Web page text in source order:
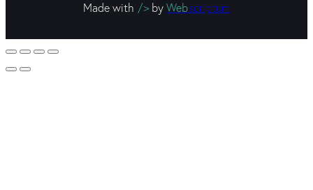
Made with />byWebscriptum